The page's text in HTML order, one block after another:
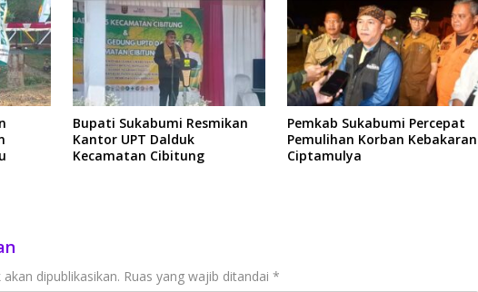
Bupati Sukabumi Resmikan
Kantor UPT Dalduk
Kecamatan Cibitung
Pemkab Sukabumi Percepat
Pemulihan Korban Kebakaran
Ciptamulya
dipublikasikan. Ruas yang wajib ditandai *